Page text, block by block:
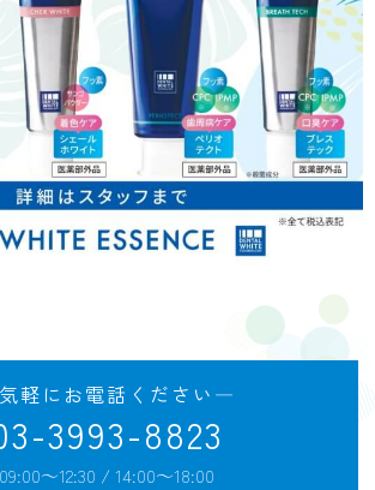
軽にお電話ください―
3993-8823
09:00～12:30 / 14:00～18:00